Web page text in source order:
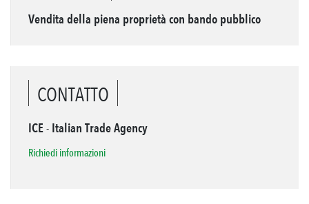
Vendita della piena proprietà con bando pubblico
CONTATTO
ICE - Italian Trade Agency
Richiedi informazioni